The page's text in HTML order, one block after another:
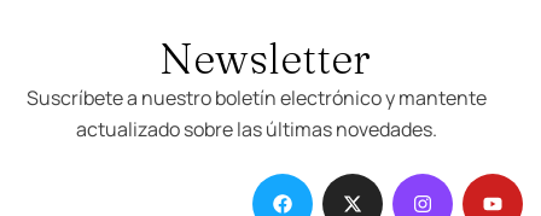
Newsletter
Suscríbete a nuestro boletín electrónico y mantente
actualizado sobre las últimas novedades.